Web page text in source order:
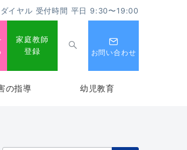
イヤル 受付時間 平日 9:30〜19:00
家庭教師
登録
お問い合わせ
の指導 幼児教育